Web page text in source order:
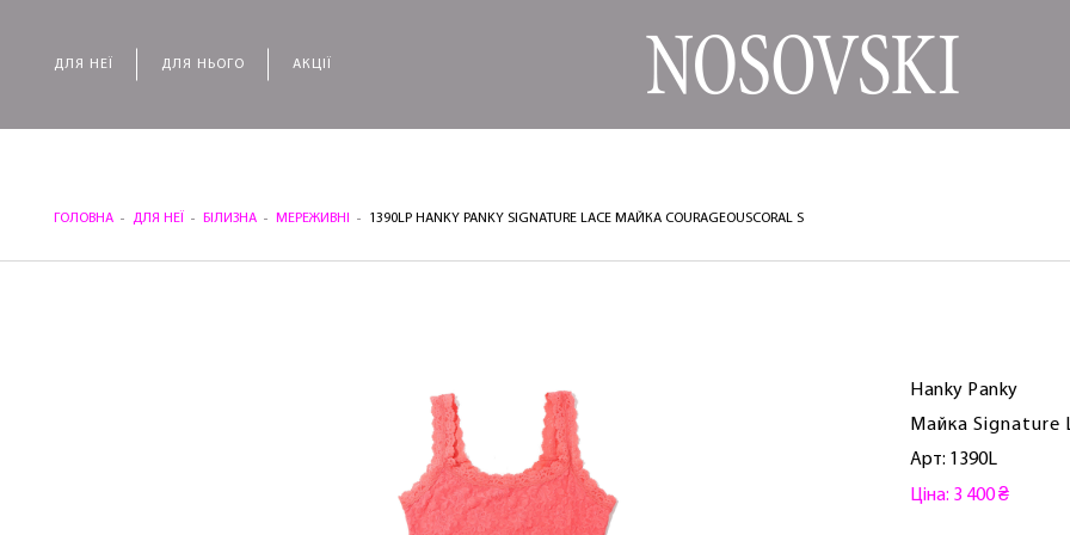
ДЛЯ НЕЇ ДЛЯ НЬОГО АКЦІЇ
ГОЛОВНА ДЛЯ НЕЇ БІЛИЗНА МЕРЕЖИВНІ 1390LP HANKY ​​PANKY SIGNATURE LACE МАЙКА COURAGEOUSCORAL S
Hanky ​​Panky
Майка Signature
Арт: 1390L
Ціна: 3 400 ₴